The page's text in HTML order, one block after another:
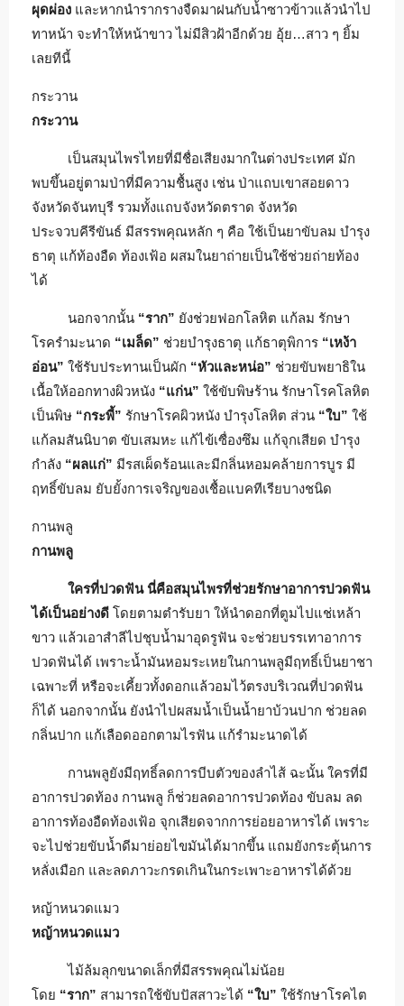
ผุดผ่อง และหากนำรากรางจืดมาฝนกับน้ำซาวข้าวแล้วนำไป
ทาหน้า จะทำให้หน้าขาว ไม่มีสิวฝ้าอีกด้วย อุ้ย…สาว ๆ ยิ้ม
เลยทีนี้
กระวาน
กระวาน
เป็นสมุนไพรไทยที่มีชื่อเสียงมากในต่างประเทศ มัก
พบขึ้นอยู่ตามป่าที่มีความชื้นสูง เช่น ป่าแถบเขาสอยดาว
จังหวัดจันทบุรี รวมทั้งแถบจังหวัดตราด จังหวัด
ประจวบคีรีขันธ์ มีสรรพคุณหลัก ๆ คือ ใช้เป็นยาขับลม บำรุง
ธาตุ แก้ท้องอืด ท้องเฟ้อ ผสมในยาถ่ายเป็นใช้ช่วยถ่ายท้อง
ได้
นอกจากนั้น “ราก” ยังช่วยฟอกโลหิต แก้ลม รักษา
โรครำมะนาด “เมล็ด” ช่วยบำรุงธาตุ แก้ธาตุพิการ “เหง้า
อ่อน” ใช้รับประทานเป็นผัก “หัวและหน่อ” ช่วยขับพยาธิใน
เนื้อให้ออกทางผิวหนัง “แก่น” ใช้ขับพิษร้าน รักษาโรคโลหิต
เป็นพิษ “กระพี้” รักษาโรคผิวหนัง บำรุงโลหิต ส่วน “ใบ” ใช้
แก้ลมสันนิบาต ขับเสมหะ แก้ไข้เซื่องซึม แก้จุกเสียด บำรุง
กำลัง “ผลแก่” มีรสเผ็ดร้อนและมีกลิ่นหอมคล้ายการบูร มี
ฤทธิ์ขับลม ยับยั้งการเจริญของเชื้อแบคทีเรียบางชนิด
กานพลู
กานพลู
ใครที่ปวดฟัน นี่คือสมุนไพรที่ช่วยรักษาอาการปวดฟัน
ได้เป็นอย่างดี โดยตามตำรับยา ให้นำดอกที่ตูมไปแช่เหล้า
ขาว แล้วเอาสำลีไปชุบน้ำมาอุดรูฟัน จะช่วยบรรเทาอาการ
ปวดฟันได้ เพราะน้ำมันหอมระเหยในกานพลูมีฤทธิ์เป็นยาชา
เฉพาะที่ หรือจะเคี้ยวทั้งดอกแล้วอมไว้ตรงบริเวณที่ปวดฟัน
ก็ได้ นอกจากนั้น ยังนำไปผสมน้ำเป็นน้ำยาบ้วนปาก ช่วยลด
กลิ่นปาก แก้เลือดออกตามไรฟัน แก้รำมะนาดได้
กานพลูยังมีฤทธิ์ลดการบีบตัวของลำไส้ ฉะนั้น ใครที่มี
อาการปวดท้อง กานพลู ก็ช่วยลดอาการปวดท้อง ขับลม ลด
อาการท้องอืดท้องเฟ้อ จุกเสียดจากการย่อยอาหารได้ เพราะ
จะไปช่วยขับน้ำดีมาย่อยไขมันได้มากขึ้น แถมยังกระตุ้นการ
หลั่งเมือก และลดภาวะกรดเกินในกระเพาะอาหารได้ด้วย
หญ้าหนวดแมว
หญ้าหนวดแมว
ไม้ล้มลุกขนาดเล็กที่มีสรรพคุณไม่น้อย
โดย “ราก” สามารถใช้ขับปัสสาวะได้ “ใบ” ใช้รักษาโรคไต